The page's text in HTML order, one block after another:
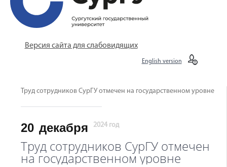
Версия сайта для слабовидящих
English version
Труд сотрудников СурГУ отмечен на государственном уровне
20 декабря 2024 год
Труд сотрудников СурГУ отмечен
на государственном уровне